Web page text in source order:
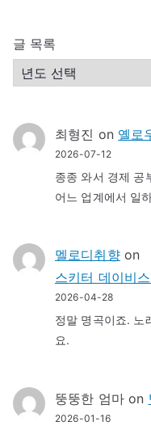
글 목록
최형진 on 옐로
2026-07-12
종종 와서 경제 공
어느 업계에서 일
멜로디취향on
스키터 데이비
2026-04-28
정말 명곡이죠. 노
요.
뚱뚱한 엄마on
2026-01-16